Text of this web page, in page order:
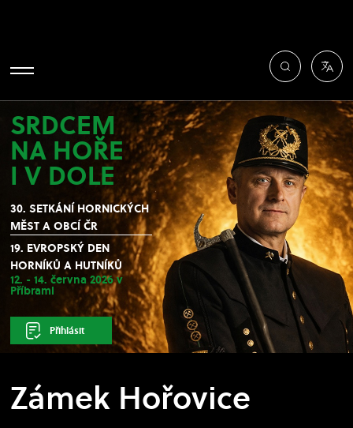
SRDCEM
NA HOŘE
I V DOLE
30. SETKÁNÍ HORNICKÝCH
MĚST A OBCÍ ČR
19. EVROPSKÝ DEN
HORNÍKŮ A HUTNÍKŮ
12. - 14. června 2026 v
Příbrami
Přihlásit
Zámek Hořovice